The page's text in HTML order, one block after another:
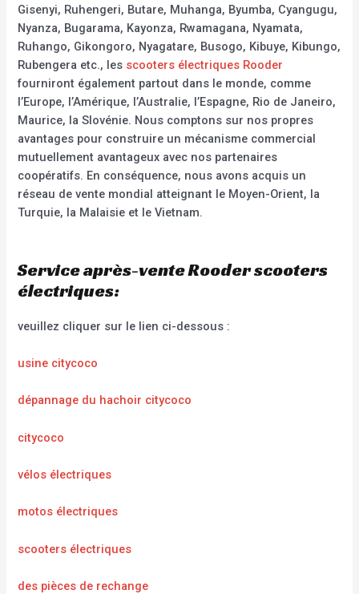
Gisenyi, Ruhengeri, Butare, Muhanga, Byumba, Cyangugu,
Nyanza, Bugarama, Kayonza, Rwamagana, Nyamata,
Ruhango, Gikongoro, Nyagatare, Busogo, Kibuye, Kibungo,
Rubengera etc., les scooters électriques Rooder
fourniront également partout dans le monde, comme
l’Europe, l’Amérique, l’Australie, l’Espagne, Rio de Janeiro,
Maurice, la Slovénie. Nous comptons sur nos propres
avantages pour construire un mécanisme commercial
mutuellement avantageux avec nos partenaires
coopératifs. En conséquence, nous avons acquis un
réseau de vente mondial atteignant le Moyen-Orient, la
Turquie, la Malaisie et le Vietnam.
Service après-vente Rooder scooters
électriques:
veuillez cliquer sur le lien ci-dessous :
usine citycoco
dépannage du hachoir citycoco
citycoco
vélos électriques
motos électriques
scooters électriques
des pièces de rechange